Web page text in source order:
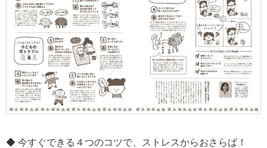
◆ 今すぐできる４つのコツで、ストレスからおさらば！